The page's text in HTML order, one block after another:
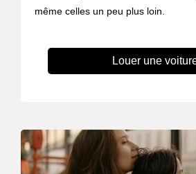
même celles un peu plus loin.
Louer une